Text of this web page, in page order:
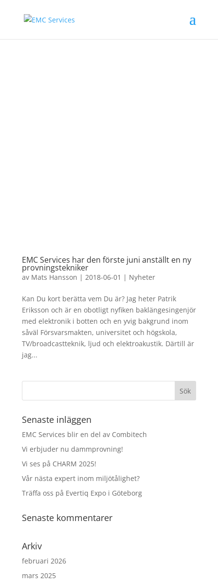
EMC Services har den förste juni anställt en ny
provningstekniker
av Mats Hansson | 2018-06-01 | Nyheter
Kan Du kort berätta vem Du är? Jag heter Patrik
Eriksson och är en obotligt nyfiken baklängesingenjör
med elektronik i botten och en yvig bakgrund inom
såväl Försvarsmakten, universitet och högskola,
TV/broadcastteknik, ljud och elektroakustik. Därtill är
jag...
Senaste inläggen
EMC Services blir en del av Combitech
Vi erbjuder nu dammprovning!
Vi ses på CHARM 2025!
Vår nästa expert inom miljötålighet?
Träffa oss på Evertiq Expo i Göteborg
Senaste kommentarer
Arkiv
februari 2026
mars 2025